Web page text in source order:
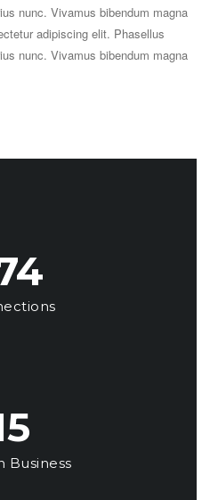
nunc. Vivamus bibendum magna
adipiscing elit. Phasellus
nunc. Vivamus bibendum magna
Business